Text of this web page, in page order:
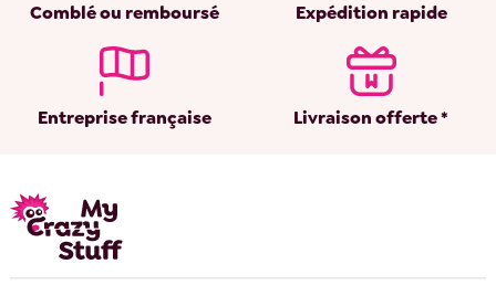
Comblé ou remboursé Expédition rapide
Entreprise française Livraison offerte *